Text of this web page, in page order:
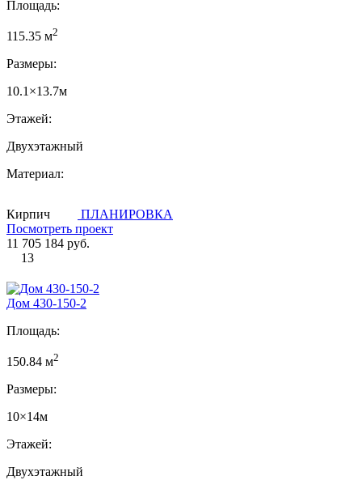
Площадь:
115.35 м2
Размеры:
10.1×13.7м
Этажей:
Двухэтажный
Материал:
Кирпич
ПЛАНИРОВКА
Посмотреть проект
11 705 184 руб.
13
Дом 430-150-2
Площадь:
150.84 м2
Размеры:
10×14м
Этажей:
Двухэтажный